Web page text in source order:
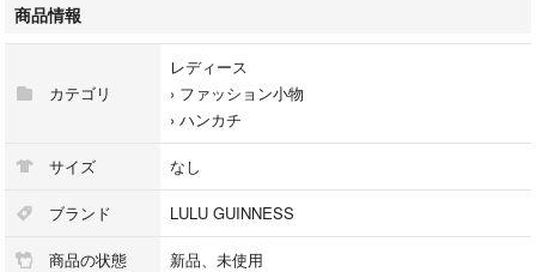
商品情報
カテゴリ
レディース
› ファッション小物
› ハンカチ
サイズ なし
ブランド LULU GUINNESS
商品の状態 新品、未使用